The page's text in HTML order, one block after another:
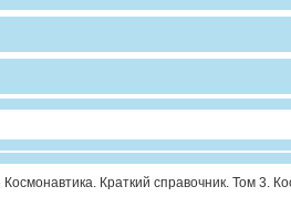
Космонавтика. Краткий справочник. Том 3.